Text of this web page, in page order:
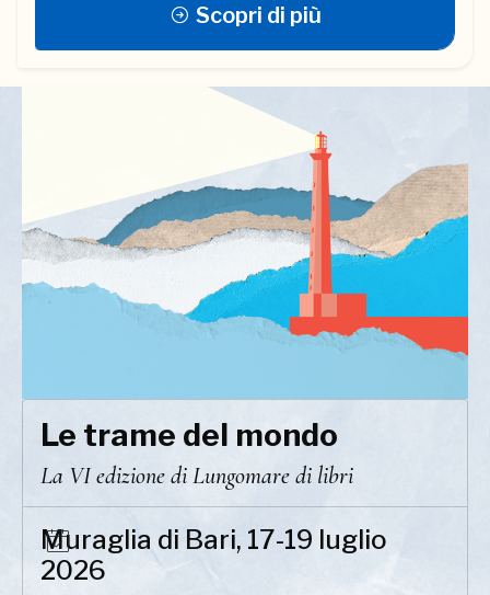
Scopri di più
Le trame del mondo
La VI edizione di Lungomare di libri
Muraglia di Bari, 17-19 luglio
2026